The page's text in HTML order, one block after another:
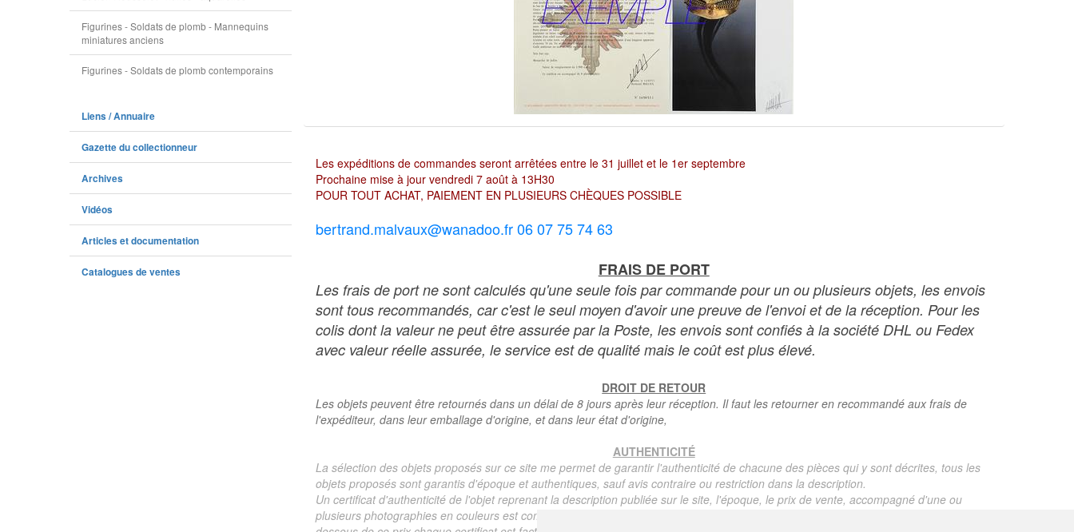
Figurines - Soldats de plomb - Mannequins
miniatures anciens
Figurines - Soldats de plomb contemporains
Liens / Annuaire
Gazette du collectionneur
Archives
Vidéos
Articles et documentation
Catalogues de ventes
Les expéditions de commandes seront arrêtées entre le 31 juillet et le 1er septembre
Prochaine mise à jour vendredi 7 août à 13H30
POUR TOUT ACHAT, PAIEMENT EN PLUSIEURS CHÈQUES POSSIBLE
bertrand.malvaux@wanadoo.fr 06 07 75 74 63
FRAIS DE PORT
Les frais de port ne sont calculés qu'une seule fois par commande pour un ou plusieurs objets, les envois
sont tous recommandés, car c'est le seul moyen d'avoir une preuve de l'envoi et de la réception. Pour les
colis dont la valeur ne peut être assurée par la Poste, les envois sont confiés à la société DHL ou Fedex
avec valeur réelle assurée, le service est de qualité mais le coût est plus élevé.
DROIT DE RETOUR
Les objets peuvent être retournés dans un délai de 8 jours après leur réception. Il faut les retourner en recommandé aux frais de
l'expéditeur, dans leur emballage d'origine, et dans leur état d'origine,
AUTHENTICITÉ
La sélection des objets proposés sur ce site me permet de garantir l'authenticité de chacune des pièces qui y sont décrites, tous les
objets proposés sont garantis d'époque et authentiques, sauf avis contraire ou restriction dans la description.
Un certificat d'authenticité de l'objet reprenant la description publiée sur le site, l'époque, le prix de vente, accompagné d'une ou
plusieurs photographies en couleurs est communiqué automatiquement pour tout objet dont le prix est supérieur à 130 euros. En